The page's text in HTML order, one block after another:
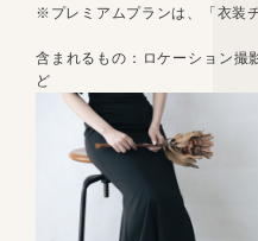
※プレミアムプランは、「衣装
含まれるもの：ロケーション撮
ど